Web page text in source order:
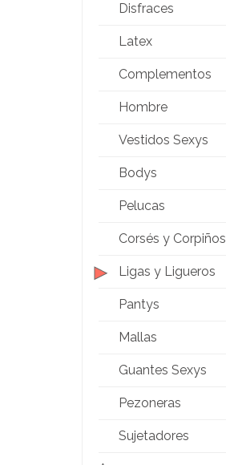
Disfraces
Latex
Complementos
Hombre
Vestidos Sexys
Bodys
Pelucas
Corsés y Corpiños
Ligas y Ligueros
Pantys
Mallas
Guantes Sexys
Pezoneras
Sujetadores